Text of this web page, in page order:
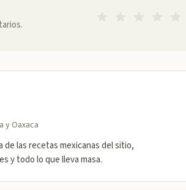
y Oaxaca
de las recetas mexicanas del sitio,
y todo lo que lleva masa.